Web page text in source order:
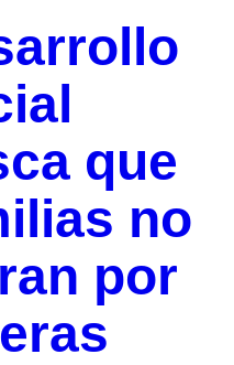
que
no
por